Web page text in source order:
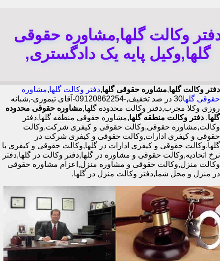
وکالت گلها,مشاوره حقوقی
گلها,وکیل پایه یک دادگستری,
دفتر وکالت گلها,مشاوره حقوقی گلها,دفتر وکالت گلها,مشاوره
حقوقی گلها
30 در صد تخفیف,-09120862254-آقای تیموری-,شبانه
روزی وکلا مجرب,دفتر وکالت محدوده گلها,مشاوره حقوقی محدوده
گلها, دفتر وکالت منطقه گلها,مشاوره حقوقی منطقه گلها,دفتر
وکالت,مشاوره حقوقی,وکالت حقوقی و کیفری شرکت,وکالت
حقوقی و کیفری ادارات,وکالت حقوقی و کیفری شرکت در
گلها,وکالت حقوقی و کیفری ادارات در گلها,وکالت حقوقی و کیفری با
نرخ اتحادیه,وکالت حقوقی و مشاوره در گلها,دفتر وکالت در گلها,دفتر
وکالت منزل,وکالت حقوقی و مشاوره منزل,اعزام مشاوره حقوقی
در منزل و محل شما,دفتر وکالت منزل در گلها,